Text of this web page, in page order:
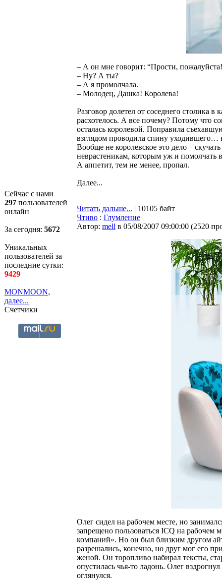
Сейчас с нами
297 пользователей
онлайн
За сегодня: 5672
Уникальных
пользователей за
последние сутки:
9429
MONMOON,
далее...
Счетчики
– А он мне говорит: “Прости,
– Ну? А ты?
– А я промолчала.
– Молодец, Дашка! Королева!
Разговор долетел от соседнего столика
расхотелось. А все почему? Потому что
осталась королевой. Поправила
взглядом проводила спину
Вообще не королевское это дело –
неврастеникам, которым уж и помолчать
А аппетит, тем не менее, пропал.
Далее...
Читать дальше... | 10105 байт
Чтиво : Глумление
Автор: mell в 05/08/2007 09:00:00 (2520
Олег сидел на рабочем месте, но
запрещено пользоваться ICQ на рабочем
компаний». Но он был близким другом
разрешались, конечно, но друг мог его
женой. Он торопливо набирал тексты,
опустилась чья-то ладонь. Олег
оглянулся.